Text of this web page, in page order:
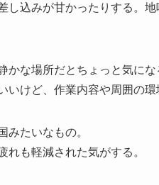
込みが甘かったりする。地
かな場所だとちょっと気にな
いけど、作業内容や周囲の
みたいなもの。
も軽減された気がする。